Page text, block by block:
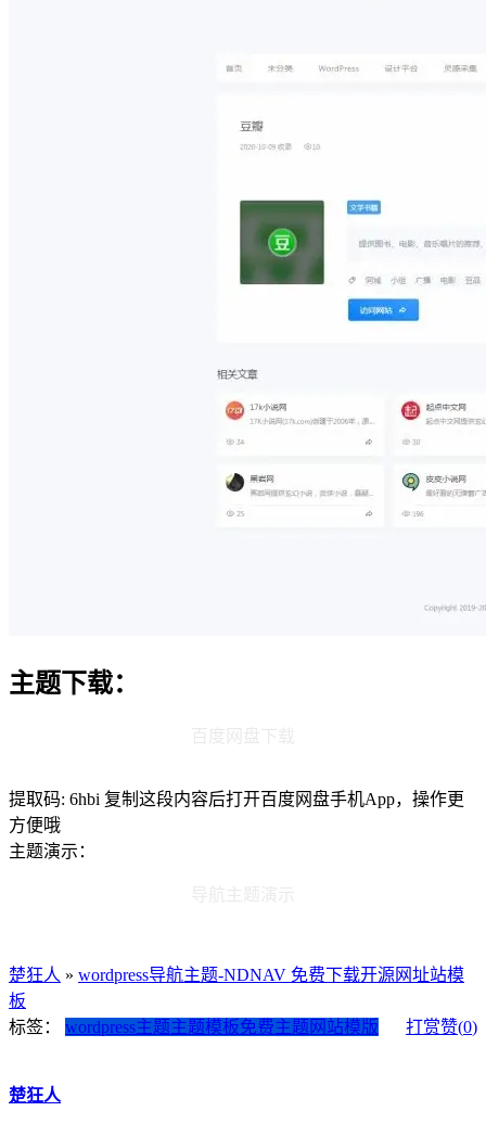
主题下载：
提取码: 6hbi 复制这段内容后打开百度网盘手机App，操作更
方便哦
主题演示：
楚狂人 » wordpress导航主题-NDNAV 免费下载开源网址站模
板
打赏赞(0)
标签： wordpress主题主题模板免费主题 网站模版
楚狂人